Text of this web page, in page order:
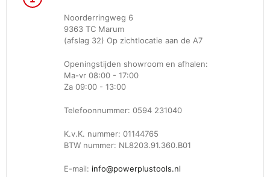
Noorderringweg 6
9363 TC Marum
(afslag 32) Op zichtlocatie aan de A7
Openingstijden showroom en afhalen:
Ma-vr 08:00 - 17:00
Za 09:00 - 13:00
Telefoonnummer: 0594 231040
K.v.K. nummer: 01144765
BTW nummer: NL8203.91.360.B01
E-mail: info@powerplustools.nl